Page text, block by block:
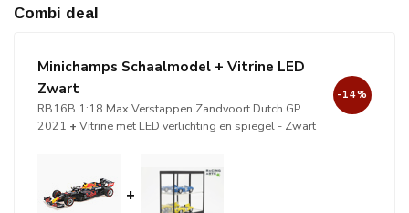
Combi deal
Minichamps Schaalmodel + Vitrine LED
Zwart
RB16B 1:18 Max Verstappen Zandvoort Dutch GP
2021 + Vitrine met LED verlichting en spiegel - Zwart
-14%
+